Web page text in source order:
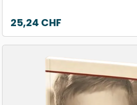
Prix
25,24 CHF